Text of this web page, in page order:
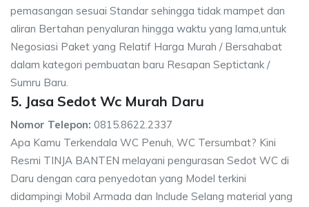
pemasangan sesuai Standar sehingga tidak mampet dan
aliran Bertahan penyaluran hingga waktu yang lama,untuk
Negosiasi Paket yang Relatif Harga Murah / Bersahabat
dalam kategori pembuatan baru Resapan Septictank /
Sumru Baru.
5. Jasa Sedot Wc Murah Daru
Nomor Telepon: 0815.8622.2337
Apa Kamu Terkendala WC Penuh, WC Tersumbat? Kini
Resmi TINJA BANTEN melayani pengurasan Sedot WC di
Daru dengan cara penyedotan yang Model terkini
didampingi Mobil Armada dan Include Selang material yang